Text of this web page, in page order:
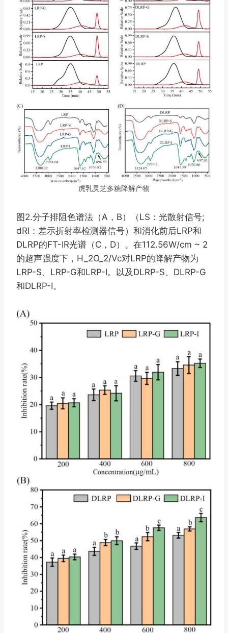
虎乳灵芝多糖降解产物
图2.分子排阻色谱法（A，B）（LS：光散射信号;
dRI：差示折射率检测器信号）和消化前后LRP和
DLRP的FT-IR光谱（C，D）。在112.56W/cm ~ 2
的超声强度下，H_2O_2/Vc对LRP的降解产物为
LRP-S、LRP-G和LRP-I。以及DLRP-S、DLRP-G
和DLRP-I。